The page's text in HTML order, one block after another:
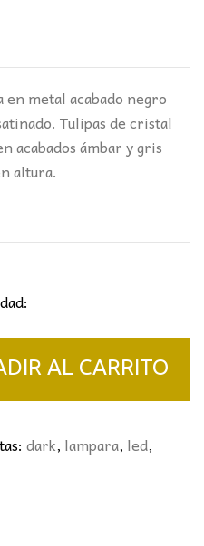
en metal acabado negro
Tulipas de cristal
acabados ámbar y gris
altura.
AL CARRITO
dark, lampara, led,